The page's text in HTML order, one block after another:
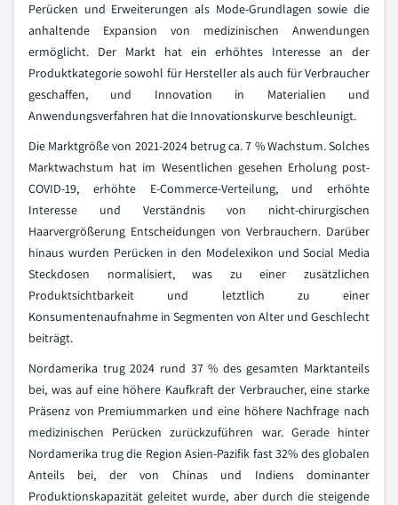
Perücken und Erweiterungen als Mode-Grundlagen sowie die
anhaltende Expansion von medizinischen Anwendungen
ermöglicht. Der Markt hat ein erhöhtes Interesse an der
Produktkategorie sowohl für Hersteller als auch für Verbraucher
geschaffen, und Innovation in Materialien und
Anwendungsverfahren hat die Innovationskurve beschleunigt.
Die Marktgröße von 2021-2024 betrug ca. 7 % Wachstum. Solches
Marktwachstum hat im Wesentlichen gesehen Erholung post-
COVID-19, erhöhte E-Commerce-Verteilung, und erhöhte
Interesse und Verständnis von nicht-chirurgischen
Haarvergrößerung Entscheidungen von Verbrauchern. Darüber
hinaus wurden Perücken in den Modelexikon und Social Media
Steckdosen normalisiert, was zu einer zusätzlichen
Produktsichtbarkeit und letztlich zu einer
Konsumentenaufnahme in Segmenten von Alter und Geschlecht
beiträgt.
Nordamerika trug 2024 rund 37 % des gesamten Marktanteils
bei, was auf eine höhere Kaufkraft der Verbraucher, eine starke
Präsenz von Premiummarken und eine höhere Nachfrage nach
medizinischen Perücken zurückzuführen war. Gerade hinter
Nordamerika trug die Region Asien-Pazifik fast 32% des globalen
Anteils bei, der von Chinas und Indiens dominanter
Produktionskapazität geleitet wurde, aber durch die steigende